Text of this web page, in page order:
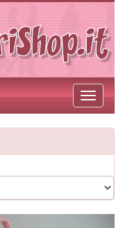
Toggle